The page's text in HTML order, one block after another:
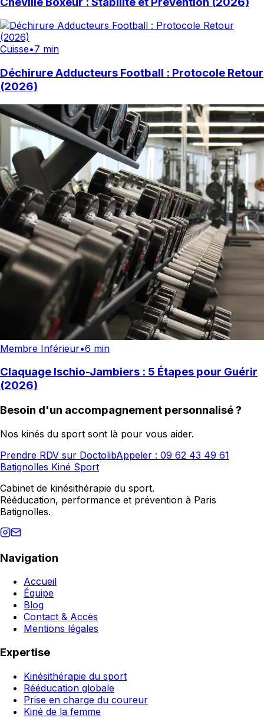
Cuisse•7 min
Déchirure Adducteurs Football : Protocole Retour
(2026)
Membre Inférieur•6 min
Claquage Ischio-Jambiers : 5 Étapes pour Guérir
(2026)
Besoin d'un accompagnement personnalisé ?
Nos kinés du sport sont là pour vous aider.
Prendre RDV sur DoctolibAppeler : 09 62 43 49 61
Batignolles Kiné Sport
Cabinet de kinésithérapie du sport.
Rééducation, performance et prévention à Paris
Batignolles.
Navigation
Accueil
Équipe
Blog
Contact & Accès
Mentions légales
Expertise
Kinésithérapie du sport
Rééducation globale
Prise en charge du coureur
Kiné de la femme